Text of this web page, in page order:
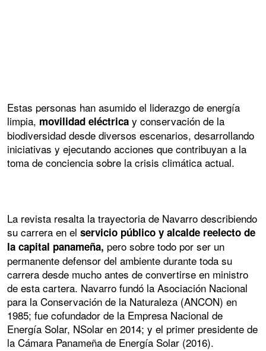
Estas personas han asumido el liderazgo de energía
limpia, movilidad eléctrica y conservación de la
biodiversidad desde diversos escenarios, desarrollando
iniciativas y ejecutando acciones que contribuyan a la
toma de conciencia sobre la crisis climática actual.
La revista resalta la trayectoria de Navarro describiendo
su carrera en el servicio público y alcalde reelecto de
la capital panameña, pero sobre todo por ser un
permanente defensor del ambiente durante toda su
carrera desde mucho antes de convertirse en ministro
de esta cartera. Navarro fundó la Asociación Nacional
para la Conservación de la Naturaleza (ANCON) en
1985; fue cofundador de la Empresa Nacional de
Energía Solar, NSolar en 2014; y el primer presidente de
la Cámara Panameña de Energía Solar (2016).